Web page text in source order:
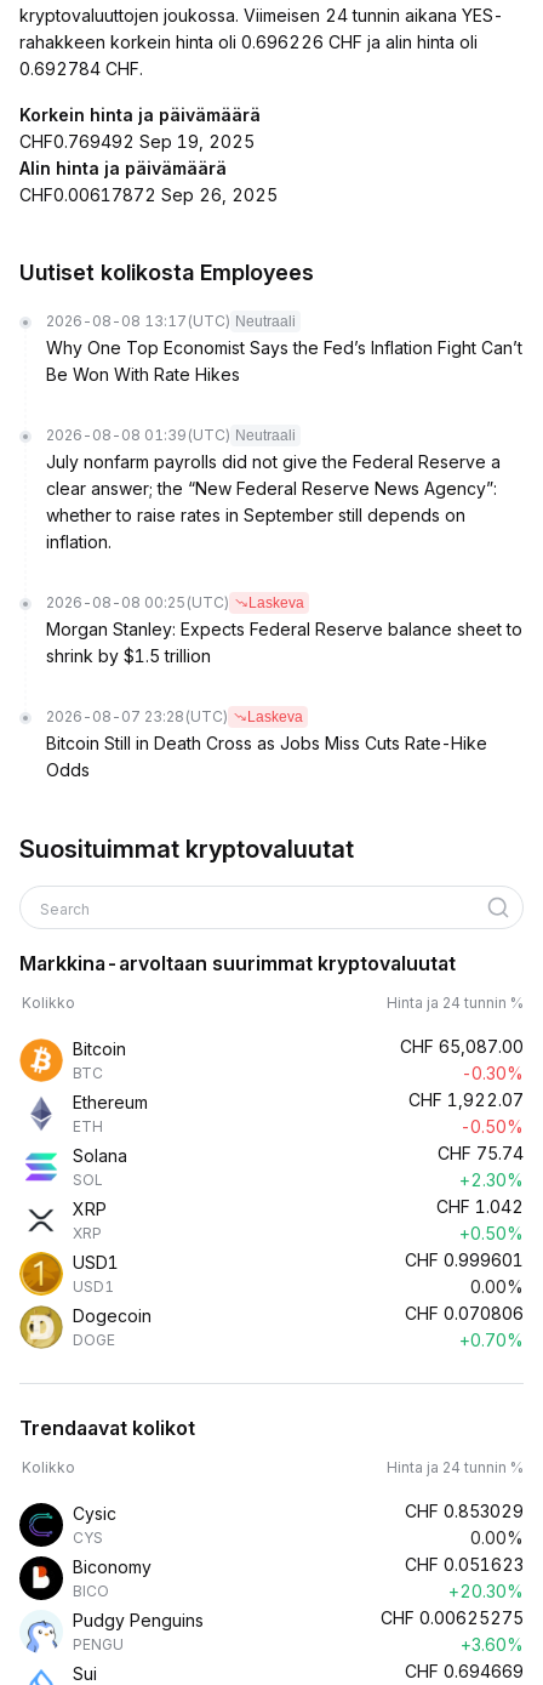
kryptovaluuttojen joukossa. Viimeisen 24 tunnin aikana YES-
rahakkeen korkein hinta oli 0.696226 CHF ja alin hinta oli
0.692784 CHF.
Korkein hinta ja päivämäärä
CHF0.769492 Sep 19, 2025
Alin hinta ja päivämäärä
CHF0.00617872 Sep 26, 2025
Uutiset kolikosta Employees
2026-08-08 13:17 (UTC) Neutraali
Why One Top Economist Says the Fed’s Inflation Fight Can’t
Be Won With Rate Hikes
2026-08-08 01:39 (UTC) Neutraali
July nonfarm payrolls did not give the Federal Reserve a
clear answer; the “New Federal Reserve News Agency”:
whether to raise rates in September still depends on
inflation.
2026-08-08 00:25 (UTC) Laskeva
Morgan Stanley: Expects Federal Reserve balance sheet to
shrink by $1.5 trillion
2026-08-07 23:28 (UTC) Laskeva
Bitcoin Still in Death Cross as Jobs Miss Cuts Rate-Hike
Odds
Suosituimmat kryptovaluutat
Search
Markkina-arvoltaan suurimmat kryptovaluutat
Kolikko Hinta ja 24 tunnin %
Bitcoin
BTC
CHF 65,087.00
-0.30%
Ethereum
ETH
CHF 1,922.07
-0.50%
Solana
SOL
CHF 75.74
+2.30%
XRP
XRP
CHF 1.042
+0.50%
USD1
USD1
CHF 0.999601
0.00%
Dogecoin
DOGE
CHF 0.070806
+0.70%
Trendaavat kolikot
Kolikko Hinta ja 24 tunnin %
Cysic
CYS
CHF 0.853029
0.00%
Biconomy
BICO
CHF 0.051623
+20.30%
Pudgy Penguins
PENGU
CHF 0.00625275
+3.60%
Sui
CHF 0.694669